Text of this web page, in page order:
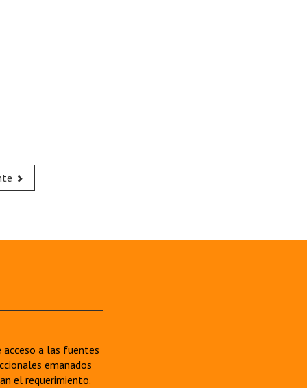
acceso a las fuentes
emanados
el requerimiento.